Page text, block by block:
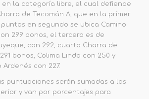
en la categoría libre, el cual defiende
de Tecomán A, que en la primer
en segundo se ubica Camino
299 bonos, el tercero es de
con 292, cuarto Charra de
bonos, Colima Linda con 250 y
con 227.
puntuaciones serán sumadas a las
y van por porcentajes para